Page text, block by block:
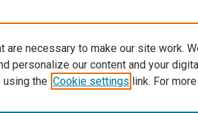
are necessary to make our site work.
personalize our content and your
the Cookie settings link. For